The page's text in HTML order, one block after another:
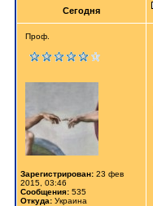
Сегодня
Проф.
Зарегистрирован: 23 фев
2015, 03:46
Сообщения: 535
Откуда: Украина